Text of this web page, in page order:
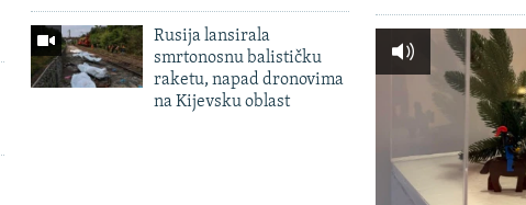
Rusija lansirala
smrtonosnu balističku
raketu, napad dronovima
na Kijevsku oblast